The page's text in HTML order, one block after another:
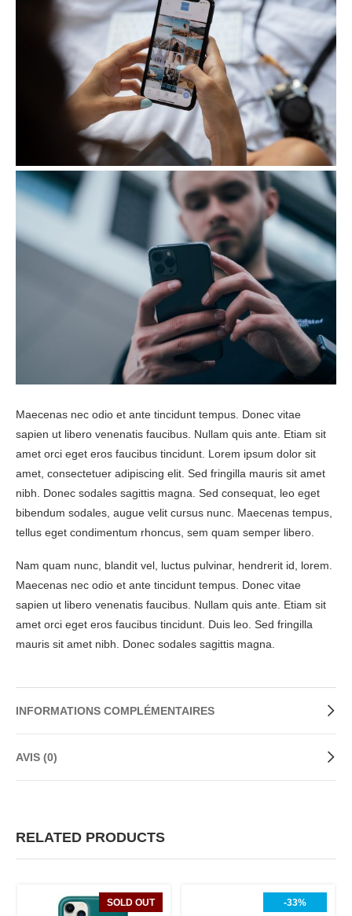
Maecenas nec odio et ante tincidunt tempus. Donec vitae
sapien ut libero venenatis faucibus. Nullam quis ante. Etiam sit
amet orci eget eros faucibus tincidunt. Lorem ipsum dolor sit
amet, consectetuer adipiscing elit. Sed fringilla mauris sit amet
nibh. Donec sodales sagittis magna. Sed consequat, leo eget
bibendum sodales, augue velit cursus nunc. Maecenas tempus,
tellus eget condimentum rhoncus, sem quam semper libero.
Nam quam nunc, blandit vel, luctus pulvinar, hendrerit id, lorem.
Maecenas nec odio et ante tincidunt tempus. Donec vitae
sapien ut libero venenatis faucibus. Nullam quis ante. Etiam sit
amet orci eget eros faucibus tincidunt. Duis leo. Sed fringilla
mauris sit amet nibh. Donec sodales sagittis magna.
INFORMATIONS COMPLÉMENTAIRES
AVIS (0)
RELATED PRODUCTS
SOLD OUT -33%